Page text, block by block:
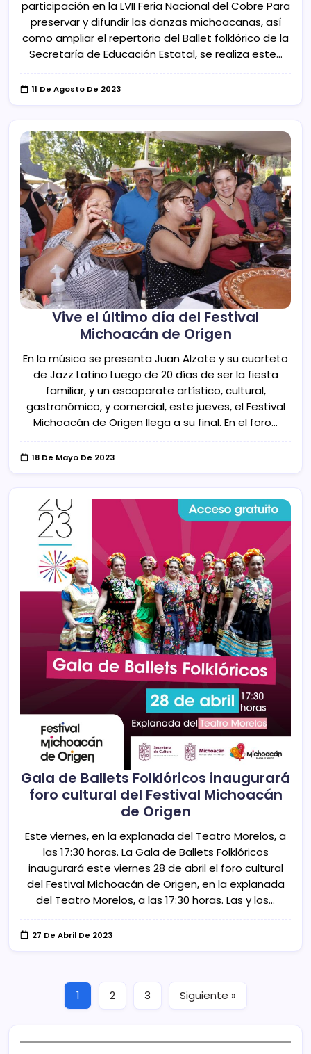
participación en la LVII Feria Nacional del Cobre Para
preservar y difundir las danzas michoacanas, así
como ampliar el repertorio del Ballet folklórico de la
Secretaría de Educación Estatal, se realiza este…
11 De Agosto De 2023
Vive el último día del Festival
Michoacán de Origen
En la música se presenta Juan Alzate y su cuarteto
de Jazz Latino Luego de 20 días de ser la fiesta
familiar, y un escaparate artístico, cultural,
gastronómico, y comercial, este jueves, el Festival
Michoacán de Origen llega a su final. En el foro…
18 De Mayo De 2023
Gala de Ballets Folklóricos inaugurará
foro cultural del Festival Michoacán
de Origen
Este viernes, en la explanada del Teatro Morelos, a
las 17:30 horas. La Gala de Ballets Folklóricos
inaugurará este viernes 28 de abril el foro cultural
del Festival Michoacán de Origen, en la explanada
del Teatro Morelos, a las 17:30 horas. Las y los…
27 De Abril De 2023
1 2 3 Siguiente »